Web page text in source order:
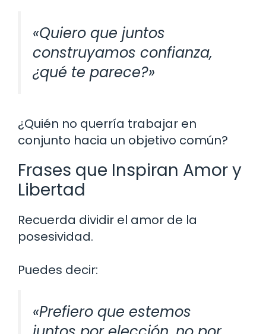
«Quiero que juntos
construyamos confianza,
¿qué te parece?»
¿Quién no querría trabajar en
conjunto hacia un objetivo común?
Frases que Inspiran Amor y
Libertad
Recuerda dividir el amor de la
posesividad.
Puedes decir:
«Prefiero que estemos